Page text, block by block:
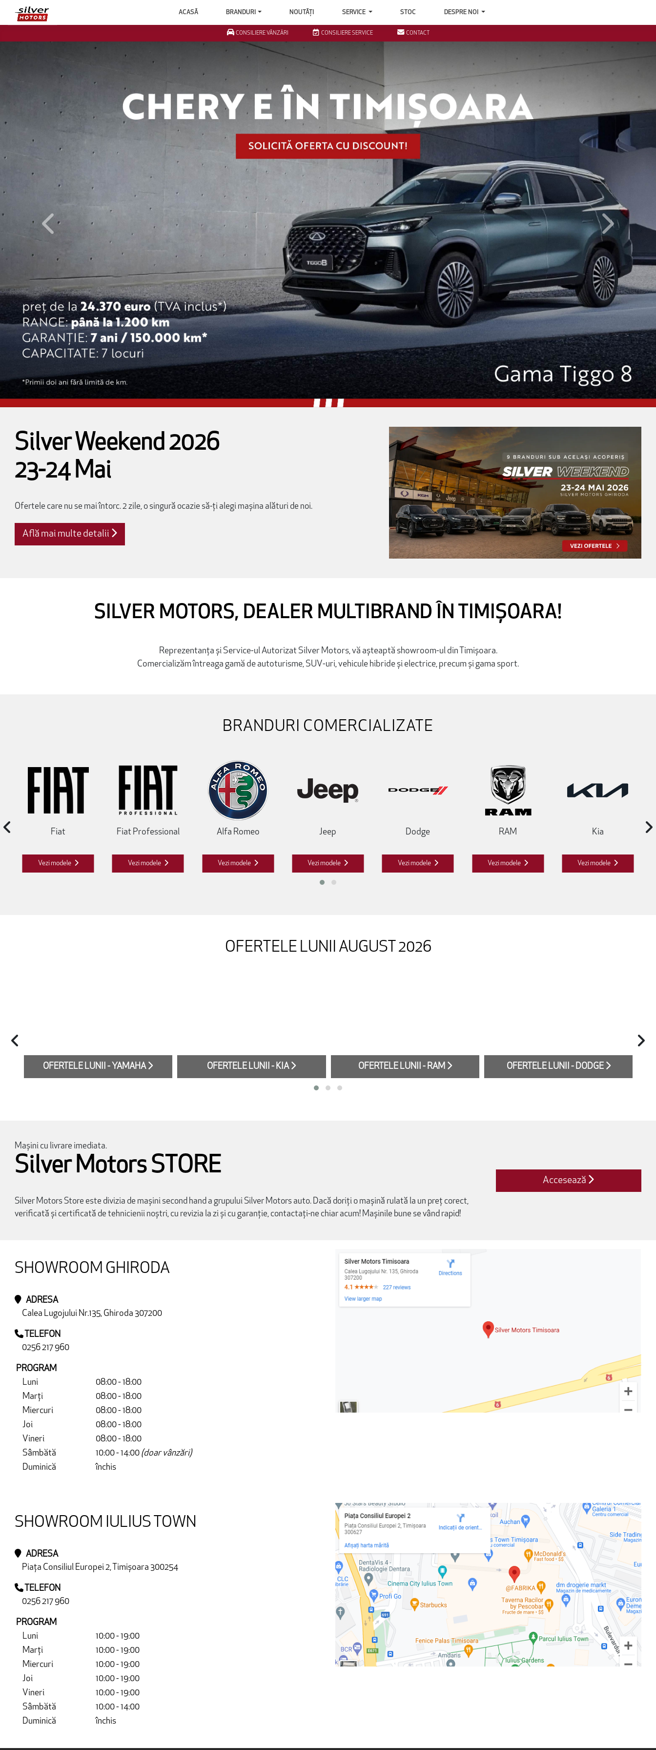
ACASĂ BRANDURI NOUTĂȚI SERVICE STOC DESPRE NOI
CONSILIERE VÂNZĂRI CONSILIERE SERVICE CONTACT
Inapoi Inainte
Silver Weekend 2026
23-24 Mai
Ofertele care nu se mai întorc. 2 zile, o singură ocazie să-ți alegi mașina alături de noi.
Află mai multe detalii
SILVER MOTORS, DEALER MULTIBRAND ÎN TIMIȘOARA!
Reprezentanța și Service-ul Autorizat Silver Motors, vă așteaptă showroom-ul din Timișoara.
Comercializăm întreaga gamă de autoturisme, SUV-uri, vehicule hibride și electrice, precum și gama sport.
BRANDURI COMERCIALIZATE
Fiat
Vezi modele
Fiat Professional
Vezi modele
Alfa Romeo
Vezi modele
Jeep
Vezi modele
Dodge
Vezi modele
RAM
Vezi modele
Kia
Vezi modele
OFERTELE LUNII AUGUST 2026
OFERTELE LUNII - YAMAHA OFERTELE LUNII - KIA OFERTELE LUNII - RAM OFERTELE LUNII - DODGE
Mașini cu livrare imediata.
Silver Motors STORE
Silver Motors Store este divizia de mașini second hand a grupului Silver Motors auto. Dacă doriți o mașină rulată la un preț corect,
verificată și certificată de tehnicienii noștri, cu revizia la zi și cu garanție, contactați-ne chiar acum! Mașinile bune se vând rapid!
Accesează
SHOWROOM GHIRODA
ADRESA
Calea Lugojului Nr.135, Ghiroda 307200
TELEFON
0256 217 960
PROGRAM
Luni
08:00 - 18:00
Marți
08:00 - 18:00
Miercuri
08:00 - 18:00
Joi
08:00 - 18:00
Vineri
08:00 - 18:00
Sâmbătă
10:00 - 14:00 (doar vânzări)
Duminică
închis
SHOWROOM IULIUS TOWN
ADRESA
Piața Consiliul Europei 2, Timișoara 300254
TELEFON
0256 217 960
PROGRAM
Luni
10:00 - 19:00
Marți
10:00 - 19:00
Miercuri
10:00 - 19:00
Joi
10:00 - 19:00
Vineri
10:00 - 19:00
Sâmbătă
10:00 - 14:00
Duminică
închis